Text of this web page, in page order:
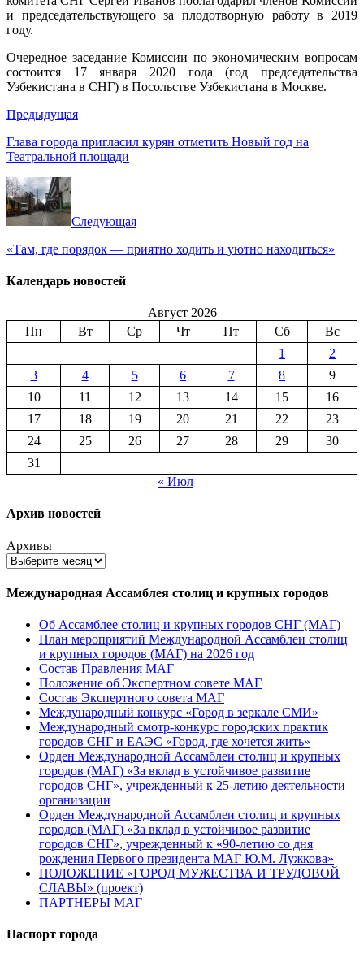
и председательствующего за плодотворную работу в 2019
году.
Очередное заседание Комиссии по экономическим вопросам
состоится 17 января 2020 года (год председательства
Узбекистана в СНГ) в Посольстве Узбекистана в Москве.
Предыдущая
Глава города пригласил курян отметить Новый год на
Театральной площади
Следующая
«Там, где порядок — приятно ходить и уютно находиться»
Календарь новостей
Август 2026
Пн
Вт Ср Чт Пт Сб
Вс
1
2
3
4 5 6 7 8
9
10
11 12 13 14 15
16
17
18 19 20 21 22
23
24
25 26 27 28 29
30
31
« Июл
Архив новостей
Архивы
Международная Ассамблея столиц и крупных городов
Об Ассамблее столиц и крупных городов СНГ (МАГ)
План мероприятий Международной Ассамблеи столиц
и крупных городов (МАГ) на 2026 год
Состав Правления МАГ
Положение об Экспертном совете МАГ
Состав Экспертного совета МАГ
Международный конкурс «Город в зеркале СМИ»
Международный смотр-конкурс городских практик
городов СНГ и ЕАЭС «Город, где хочется жить»
Орден Международной Ассамблеи столиц и крупных
городов (МАГ) «За вклад в устойчивое развитие
городов СНГ», учрежденный к 25-летию деятельности
организации
Орден Международной Ассамблеи столиц и крупных
городов (МАГ) «За вклад в устойчивое развитие
городов СНГ», учрежденный к «90-летию со дня
рождения Первого президента МАГ Ю.М. Лужкова»
ПОЛОЖЕНИЕ «ГОРОД МУЖЕСТВА И ТРУДОВОЙ
СЛАВЫ» (проект)
ПАРТНЕРЫ МАГ
Паспорт города